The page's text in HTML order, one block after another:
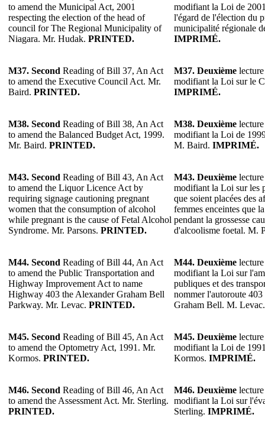
to amend the Municipal Act, 2001
respecting the election of the head of
council for The Regional Municipality of
Niagara. Mr. Hudak. PRINTED.
modifiant la Loi de
l'égard de l'élection du
municipalité régionale
IMPRIMÉ.
M37. Second Reading of Bill 37, An Act
to amend the Executive Council Act. Mr.
Baird. PRINTED.
M37. Deuxième
modifiant la Loi sur le
IMPRIMÉ.
M38. Second Reading of Bill 38, An Act
to amend the Balanced Budget Act, 1999.
Mr. Baird. PRINTED.
M38. Deuxième
modifiant la Loi de
M. Baird. IMPRIMÉ.
M43. Second Reading of Bill 43, An Act
to amend the Liquor Licence Act by
requiring signage cautioning pregnant
women that the consumption of alcohol
while pregnant is the cause of Fetal Alcohol
Syndrome. Mr. Parsons. PRINTED.
M43. Deuxième
modifiant la Loi sur les
que soient placées des
femmes enceintes que
pendant la grossesse
d'alcoolisme foetal. M.
M44. Second Reading of Bill 44, An Act
to amend the Public Transportation and
Highway Improvement Act to name
Highway 403 the Alexander Graham Bell
Parkway. Mr. Levac. PRINTED.
M44. Deuxième
modifiant la Loi sur
publiques et des
nommer l'autoroute
Graham Bell. M.
M45. Second Reading of Bill 45, An Act
to amend the Optometry Act, 1991. Mr.
Kormos. PRINTED.
M45. Deuxième
modifiant la Loi de
Kormos. IMPRIMÉ.
M46. Second Reading of Bill 46, An Act
to amend the Assessment Act. Mr. Sterling.
PRINTED.
M46. Deuxième
modifiant la Loi sur
Sterling. IMPRIMÉ.